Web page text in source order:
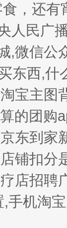
还有
人民广
,微信公
东西,什
宝主图
的团购
东到家
铺扣分
店招聘
手机淘